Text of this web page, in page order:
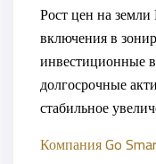
Рост цен на
включения в
инвестиционные
долгосрочные
стабильное
КомпанияGo